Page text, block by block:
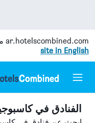
ar.hotelscombined.com
site in English
الفنادق في